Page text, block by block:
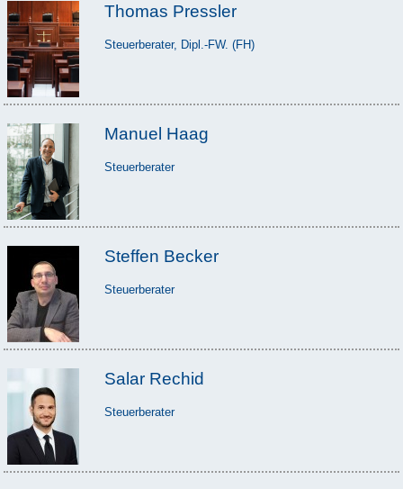
Thomas Pressler
Steuerberater, Dipl.-FW. (FH)
Manuel Haag
Steuerberater
Steffen Becker
Steuerberater
Salar Rechid
Steuerberater